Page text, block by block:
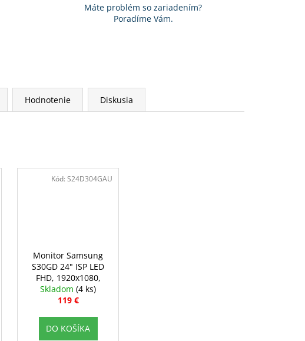
Máte problém so zariadením?
Poradíme Vám.
Hodnotenie Diskusia
Monitor Samsung
S30GD 24" ISP LED
FHD, 1920x1080,
HDMI/VGA
Skladom(4 ks)
119 €
DO KOŠÍKA
Kód:S24D304GAU